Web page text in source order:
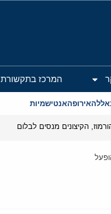
המרכז בתקשורת
אירופהאנטישמיות
הקיצונים מנסים לבלום